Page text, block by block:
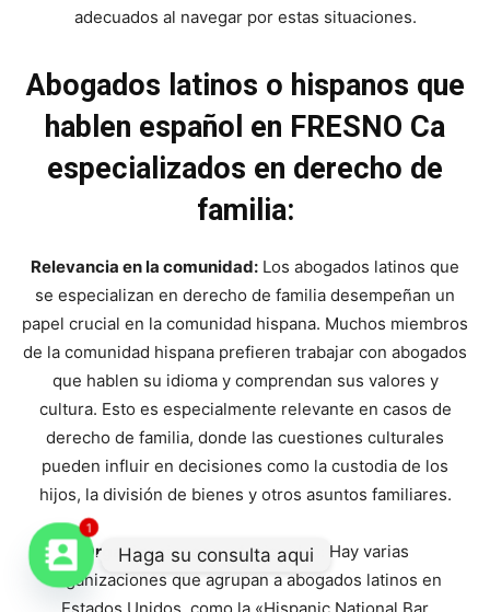
adecuados al navegar por estas situaciones.
Abogados latinos o hispanos que
hablen español en FRESNO Ca
especializados en derecho de
familia:
Relevancia en la comunidad: Los abogados latinos que
se especializan en derecho de familia desempeñan un
papel crucial en la comunidad hispana. Muchos miembros
de la comunidad hispana prefieren trabajar con abogados
que hablen su idioma y comprendan sus valores y
cultura. Esto es especialmente relevante en casos de
derecho de familia, donde las cuestiones culturales
pueden influir en decisiones como la custodia de los
hijos, la división de bienes y otros asuntos familiares.
Organizaciones profesionales:
Hay varias
organizaciones que agrupan a abogados latinos en
1
Haga su consulta aqui